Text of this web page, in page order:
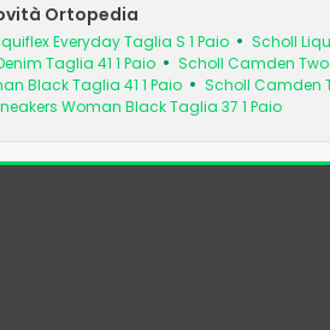
Ortopedia
Everyday Taglia S 1 Paio
Scholl
Taglia 41 1 Paio
Scholl Camden Two
Black Taglia 41 1 Paio
Scholl Camden
Woman Black Taglia 37 1 Paio